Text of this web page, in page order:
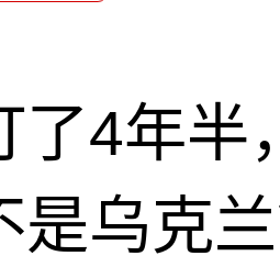
了4年半
是乌克兰